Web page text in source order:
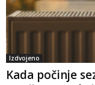
Izdvojeno
Kada počinje